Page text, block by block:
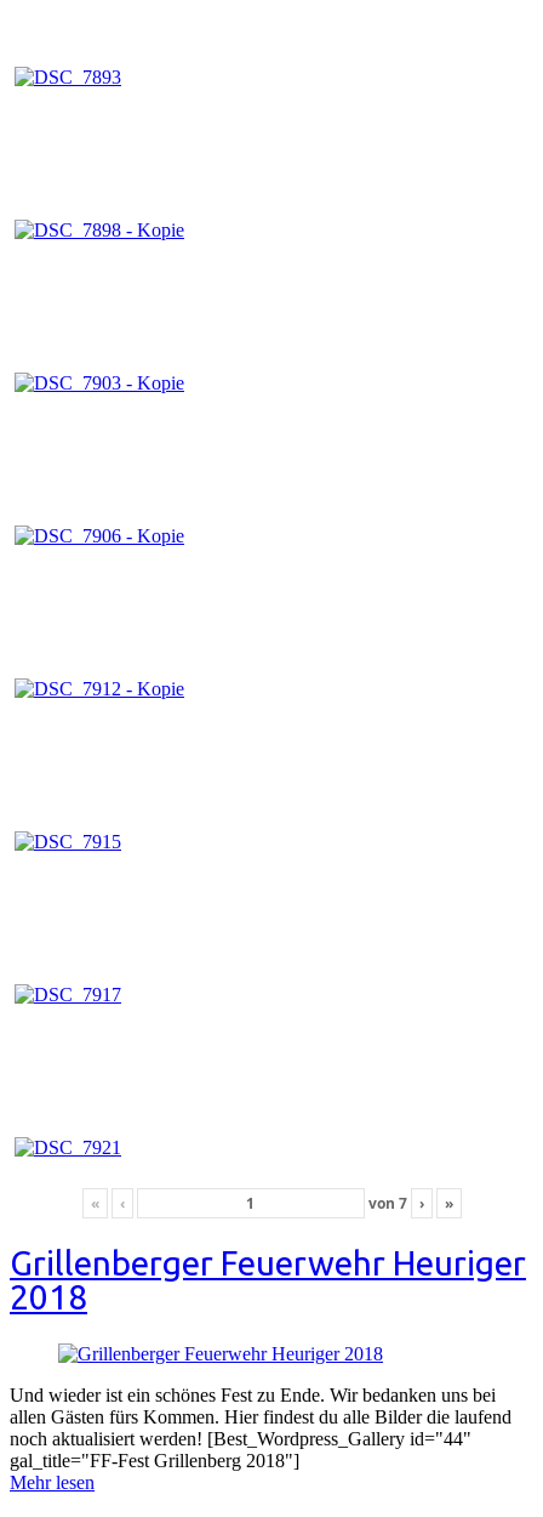
« ‹ von 7 › »
Grillenberger Feuerwehr Heuriger
2018
Und wieder ist ein schönes Fest zu Ende. Wir bedanken uns bei
allen Gästen fürs Kommen. Hier findest du alle Bilder die laufend
noch aktualisiert werden! [Best_Wordpress_Gallery id="44"
gal_title="FF-Fest Grillenberg 2018"]
Mehr lesen